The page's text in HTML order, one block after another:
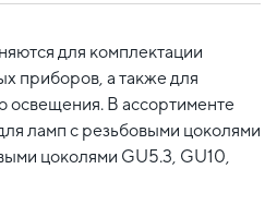
для комплектации
приборов, а также для
освещения. В ассортименте
ламп с резьбовыми цоколями
цоколями GU5.3, GU10,